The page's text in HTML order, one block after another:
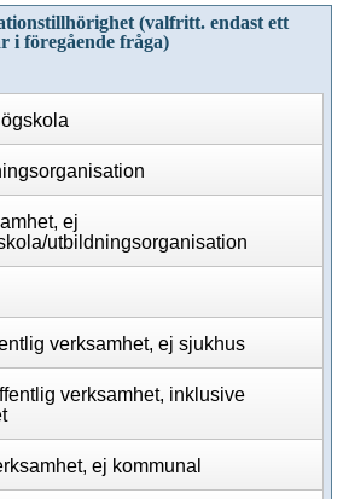
(valfritt. endast ett
i föregående fråga)
ej
utbildningsorganisation
verksamhet, ej sjukhus
verksamhet, inklusive
ej kommunal